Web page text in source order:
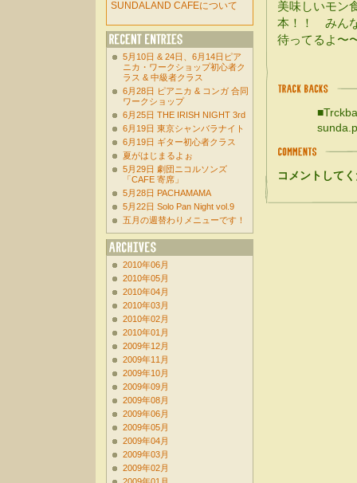
美味しいモ
本！！ みん
待ってるよ〜
コメントして
SUNDALAND CAFEについて
5月10日 & 24日、6月14日ピア
ニカ・ワークショップ初心者ク
ラス & 中級者クラス
6月28日 ピアニカ & コンガ 合同
ワークショップ
6月25日 THE IRISH NIGHT 3rd
6月19日 東京シャンバラナイト
6月19日 ギター初心者クラス
夏がはじまるよぉ
5月29日 劇団ニコルソンズ
「CAFE 寄席」
5月28日 PACHAMAMA
5月22日 Solo Pan Night vol.9
五月の週替わりメニューです！
2010年06月
2010年05月
2010年04月
2010年03月
2010年02月
2010年01月
2009年12月
2009年11月
2009年10月
2009年09月
2009年08月
2009年06月
2009年05月
2009年04月
2009年03月
2009年02月